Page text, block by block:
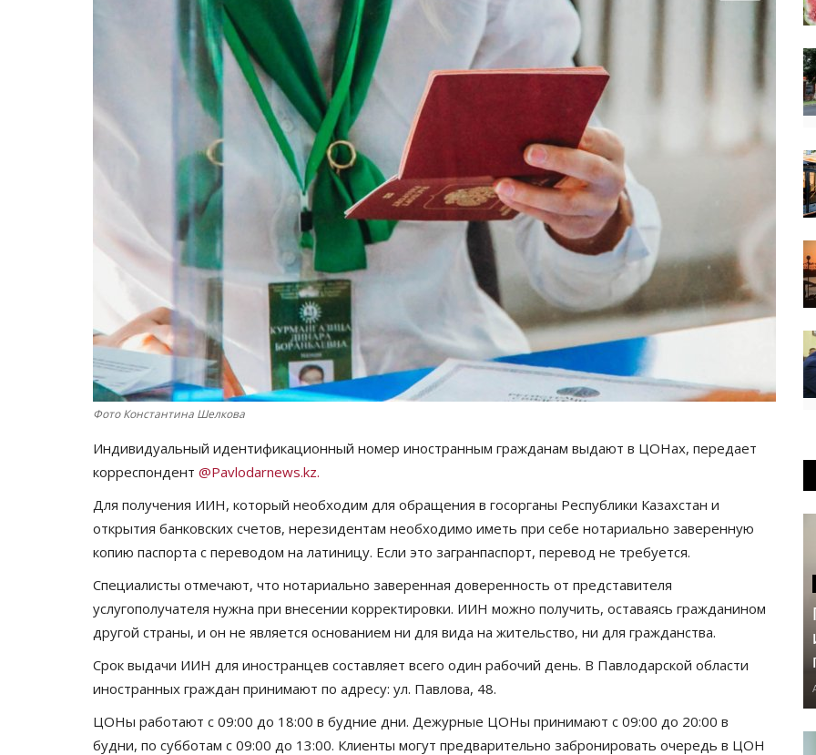
Фото Константина Шелкова
Индивидуальный идентификационный номер иностранным гражданам выдают в ЦОНах, передает
корреспондент @Pavlodarnews.kz.
Для получения ИИН, который необходим для обращения в госорганы Республики Казахстан и
открытия банковских счетов, нерезидентам необходимо иметь при себе нотариально заверенную
копию паспорта с переводом на латиницу. Если это загранпаспорт, перевод не требуется.
Специалисты отмечают, что нотариально заверенная доверенность от представителя
услугополучателя нужна при внесении корректировки. ИИН можно получить, оставаясь гражданином
другой страны, и он не является основанием ни для вида на жительство, ни для гражданства.
Срок выдачи ИИН для иностранцев составляет всего один рабочий день. В Павлодарской области
иностранных граждан принимают по адресу: ул. Павлова, 48.
ЦОНы работают с 09:00 до 18:00 в будние дни. Дежурные ЦОНы принимают с 09:00 до 20:00 в
будни, по субботам с 09:00 до 13:00. Клиенты могут предварительно забронировать очередь в ЦОН